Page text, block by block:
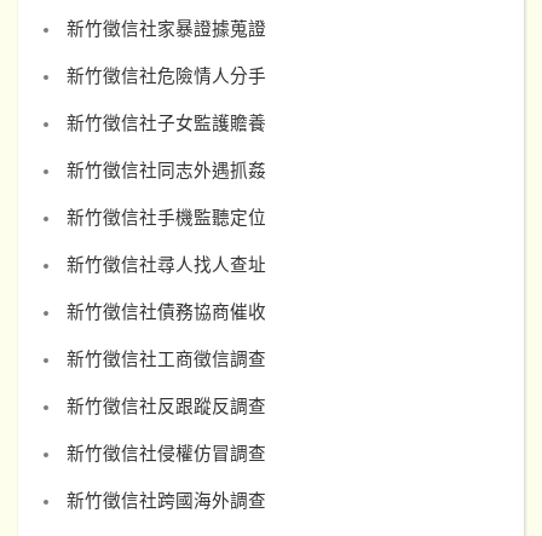
新竹徵信社家暴證據蒐證
新竹徵信社危險情人分手
新竹徵信社子女監護贍養
新竹徵信社同志外遇抓姦
新竹徵信社手機監聽定位
新竹徵信社尋人找人查址
新竹徵信社債務協商催收
新竹徵信社工商徵信調查
新竹徵信社反跟蹤反調查
新竹徵信社侵權仿冒調查
新竹徵信社跨國海外調查